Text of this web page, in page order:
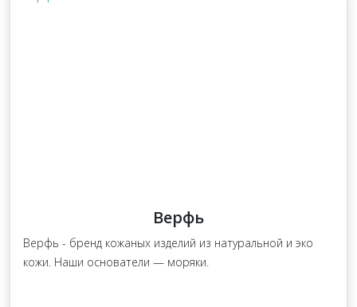
Верфь
Верфь - бренд кожаных изделий из натуральной и эко
кожи. Наши основатели — моряки.